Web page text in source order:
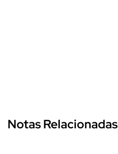
Notas Relacionadas